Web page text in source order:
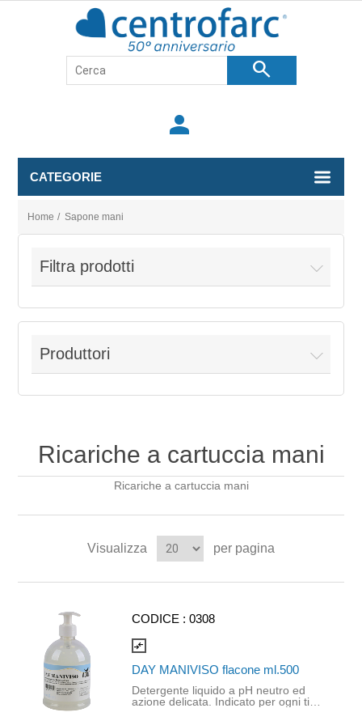
search
person
CATEGORIE
Home / Sapone mani
Filtra prodotti
Produttori
Ricariche a cartuccia mani
Ricariche a cartuccia mani
Visualizza per pagina
CODICE :0308
compare_arrows
DAY MANIVISO flacone ml.500
Detergente liquido a pH neutro ed
azione delicata. Indicato per ogni tipo